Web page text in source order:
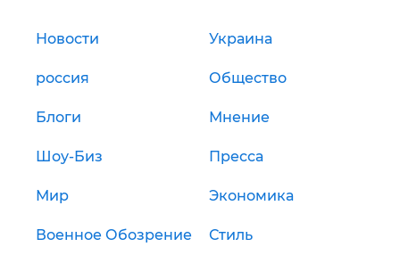
Новости Украина
россия Общество
Блоги Мнение
Шоу-Биз Пресса
Мир Экономика
Военное Обозрение Стиль